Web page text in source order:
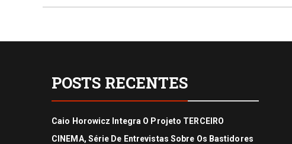
POSTS RECENTES
Caio Horowicz Integra O Projeto TERCEIRO
CINEMA, Série De Entrevistas Sobre Os Bastidores